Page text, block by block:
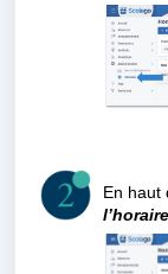
En haut
l’horaire